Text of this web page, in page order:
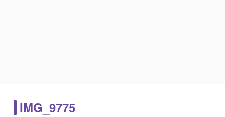
IMG_9775